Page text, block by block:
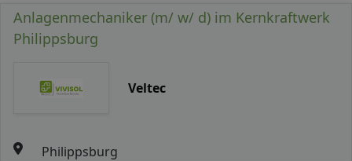
Anlagenmechaniker (m/ w/ d) im Kernkraftwerk
Philippsburg
Veltec
Philippsburg